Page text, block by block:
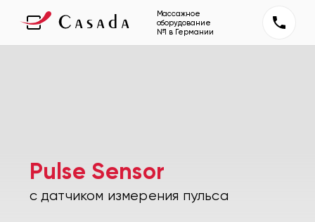
Массажное
оборудование
№1 в Германии
Pulse Sensor
с датчиком измерения пульса